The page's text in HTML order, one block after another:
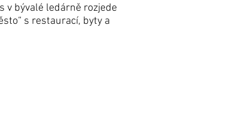
v bývalé ledárně rozjede
s restaurací, byty a